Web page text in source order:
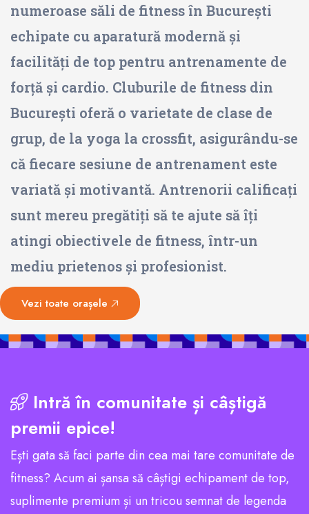
numeroase săli de fitness în București
echipate cu aparatură modernă și
facilități de top pentru antrenamente de
forță și cardio. Cluburile de fitness din
București oferă o varietate de clase de
grup, de la yoga la crossfit, asigurându-se
că fiecare sesiune de antrenament este
variată și motivantă. Antrenorii calificați
sunt mereu pregătiți să te ajute să îți
atingi obiectivele de fitness, într-un
mediu prietenos și profesionist.
Vezi toate orașele
Intră în comunitate și câștigă
premii epice!
Ești gata să faci parte din cea mai tare comunitate de
fitness? Acum ai șansa să câștigi echipament de top,
suplimente premium și un tricou semnat de legenda